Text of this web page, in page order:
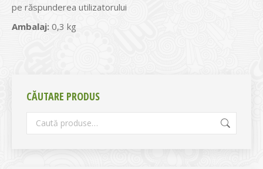
pe răspunderea utilizatorului
Ambalaj: 0,3 kg
CĂUTARE PRODUS